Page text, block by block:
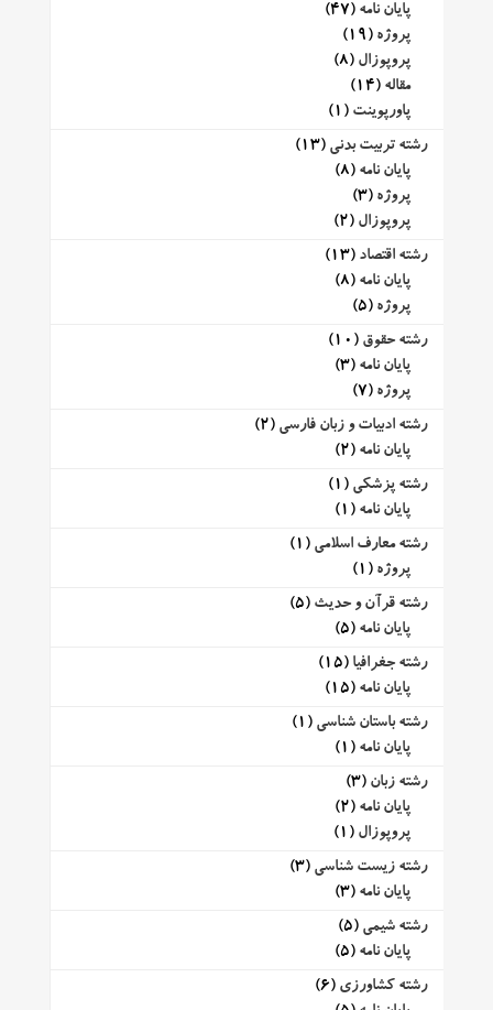
پایان نامه (47)
پروژه (19)
پروپوزال (8)
مقاله (14)
پاورپوینت (1)
رشته تربیت بدنی (13)
پایان نامه (8)
پروژه (3)
پروپوزال (2)
رشته اقتصاد (13)
پایان نامه (8)
پروژه (5)
رشته حقوق (10)
پایان نامه (3)
پروژه (7)
رشته ادبیات و زبان فارسی (2)
پایان نامه (2)
رشته پزشکی (1)
پایان نامه (1)
رشته معارف اسلامی (1)
پروژه (1)
رشته قرآن و حدیث (5)
پایان نامه (5)
رشته جغرافیا (15)
پایان نامه (15)
رشته باستان شناسی (1)
پایان نامه (1)
رشته زبان (3)
پایان نامه (2)
پروپوزال (1)
رشته زیست شناسی (3)
پایان نامه (3)
رشته شیمی (5)
پایان نامه (5)
رشته کشاورزی (6)